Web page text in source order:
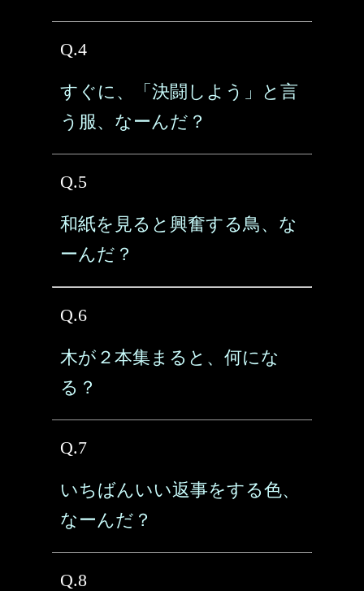
Q.4
すぐに、「決闘しよう」と言
う服、なーんだ？
Q.5
和紙を見ると興奮する鳥、な
ーんだ？
Q.6
木が２本集まると、何にな
る？
Q.7
いちばんいい返事をする色、
なーんだ？
Q.8